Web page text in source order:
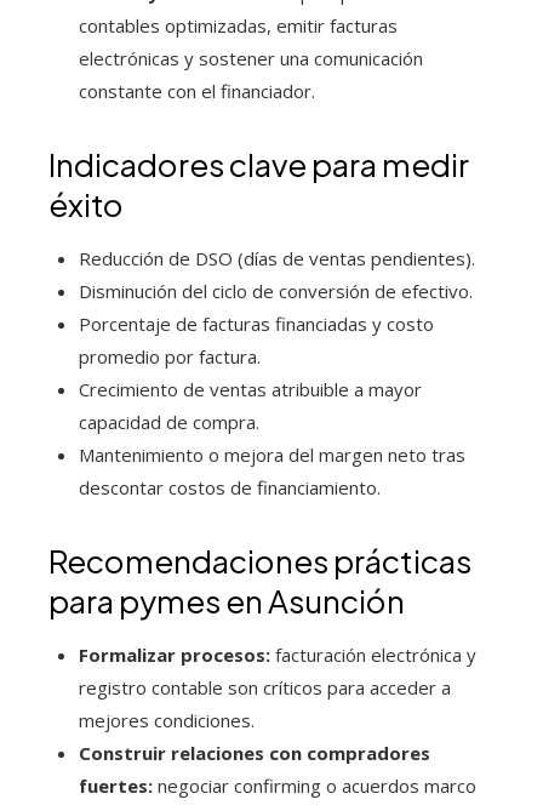
contables optimizadas, emitir facturas
electrónicas y sostener una comunicación
constante con el financiador.
Indicadores clave para medir
éxito
Reducción de DSO (días de ventas pendientes).
Disminución del ciclo de conversión de efectivo.
Porcentaje de facturas financiadas y costo
promedio por factura.
Crecimiento de ventas atribuible a mayor
capacidad de compra.
Mantenimiento o mejora del margen neto tras
descontar costos de financiamiento.
Recomendaciones prácticas
para pymes en Asunción
Formalizar procesos: facturación electrónica y
registro contable son críticos para acceder a
mejores condiciones.
Construir relaciones con compradores
fuertes: negociar confirming o acuerdos marco